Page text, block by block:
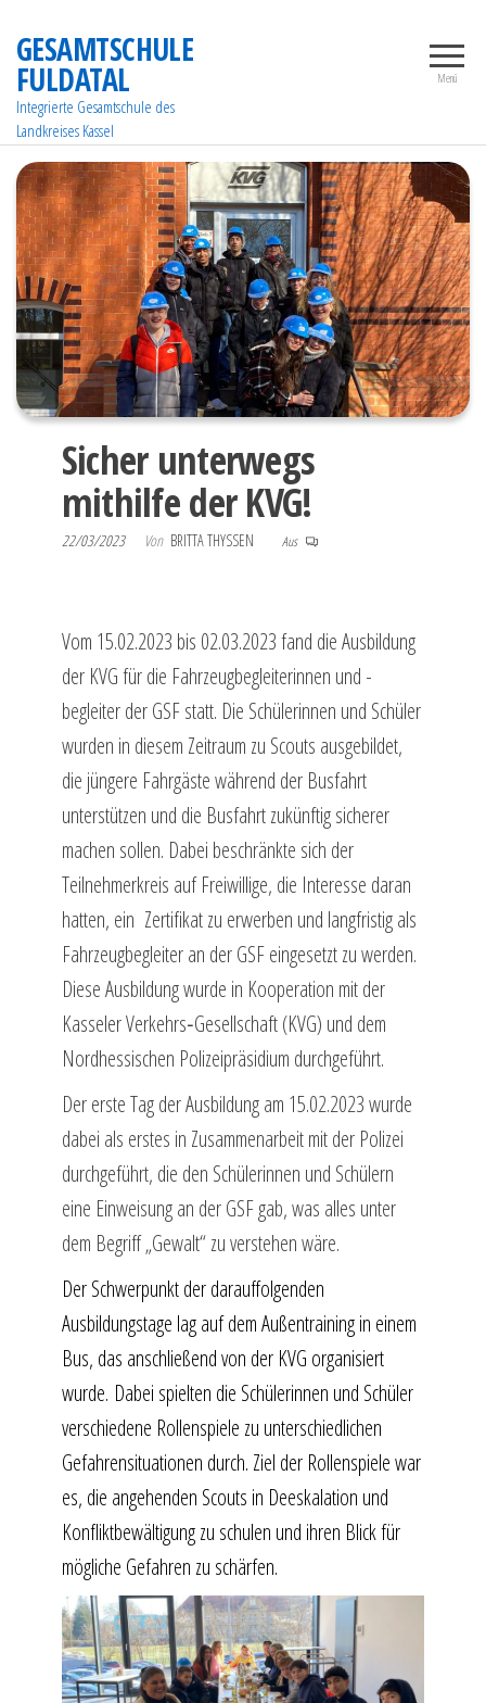
Inhalt
springen
GESAMTSCHULE
FULDATAL
Integrierte Gesamtschule des
Landkreises Kassel
Menü
Sicher unterwegs
mithilfe der KVG!
22/03/2023 Von BRITTA THYSSEN Aus
Vom 15.02.2023 bis 02.03.2023 fand die Ausbildung
der KVG für die Fahrzeugbegleiterinnen und -
begleiter der GSF statt. Die Schülerinnen und Schüler
wurden in diesem Zeitraum zu Scouts ausgebildet,
die jüngere Fahrgäste während der Busfahrt
unterstützen und die Busfahrt zukünftig sicherer
machen sollen. Dabei beschränkte sich der
Teilnehmerkreis auf Freiwillige, die Interesse daran
hatten, ein Zertifikat zu erwerben und langfristig als
Fahrzeugbegleiter an der GSF eingesetzt zu werden.
Diese Ausbildung wurde in Kooperation mit der
Kasseler Verkehrs‐Gesellschaft (KVG) und dem
Nordhessischen Polizeipräsidium durchgeführt.
Der erste Tag der Ausbildung am 15.02.2023 wurde
dabei als erstes in Zusammenarbeit mit der Polizei
durchgeführt, die den Schülerinnen und Schülern
eine Einweisung an der GSF gab, was alles unter
dem Begriff „Gewalt“ zu verstehen wäre.
Der Schwerpunkt der darauffolgenden
Ausbildungstage lag auf dem Außentraining in einem
Bus, das anschließend von der KVG organisiert
wurde. Dabei spielten die Schülerinnen und Schüler
verschiedene Rollenspiele zu unterschiedlichen
Gefahrensituationen durch. Ziel der Rollenspiele war
es, die angehenden Scouts in Deeskalation und
Konfliktbewältigung zu schulen und ihren Blick für
mögliche Gefahren zu schärfen.